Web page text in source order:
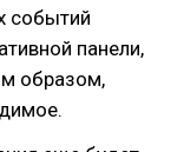
событий
панели,
образом,